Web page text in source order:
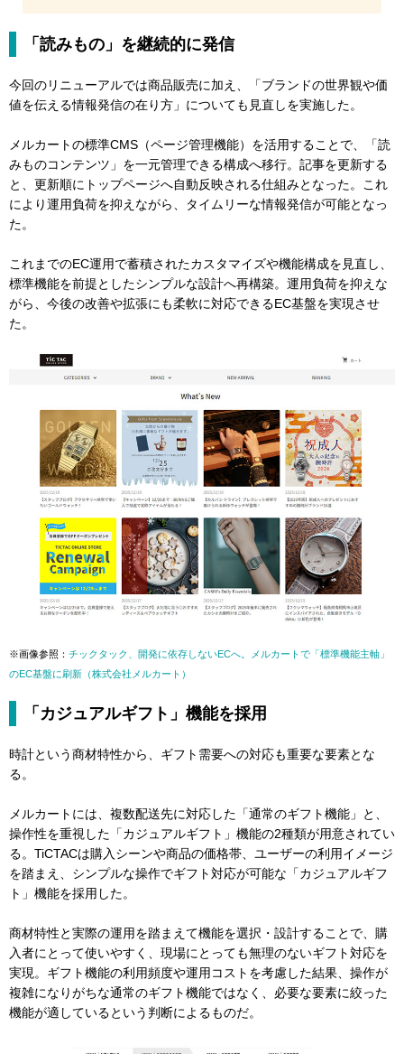
「読みもの」を継続的に発信
今回のリニューアルでは商品販売に加え、「ブランドの世界観や価
値を伝える情報発信の在り方」についても見直しを実施した。
メルカートの標準CMS（ページ管理機能）を活用することで、「読
みものコンテンツ」を一元管理できる構成へ移行。記事を更新する
と、更新順にトップページへ自動反映される仕組みとなった。これ
により運用負荷を抑えながら、タイムリーな情報発信が可能となっ
た。
これまでのEC運用で蓄積されたカスタマイズや機能構成を見直し、
標準機能を前提としたシンプルな設計へ再構築。運用負荷を抑えな
がら、今後の改善や拡張にも柔軟に対応できるEC基盤を実現させ
た。
※画像参照： チックタック、開発に依存しないECへ。メルカートで「標準機能主軸」
のEC基盤に刷新（株式会社メルカート）
「カジュアルギフト」機能を採用
時計という商材特性から、ギフト需要への対応も重要な要素とな
る。
メルカートには、複数配送先に対応した「通常のギフト機能」と、
操作性を重視した「カジュアルギフト」機能の2種類が用意されてい
る。TiCTACは購入シーンや商品の価格帯、ユーザーの利用イメージ
を踏まえ、シンプルな操作でギフト対応が可能な「カジュアルギフ
ト」機能を採用した。
商材特性と実際の運用を踏まえて機能を選択・設計することで、購
入者にとって使いやすく、現場にとっても無理のないギフト対応を
実現。ギフト機能の利用頻度や運用コストを考慮した結果、操作が
複雑になりがちな通常のギフト機能ではなく、必要な要素に絞った
機能が適しているという判断によるものだ。